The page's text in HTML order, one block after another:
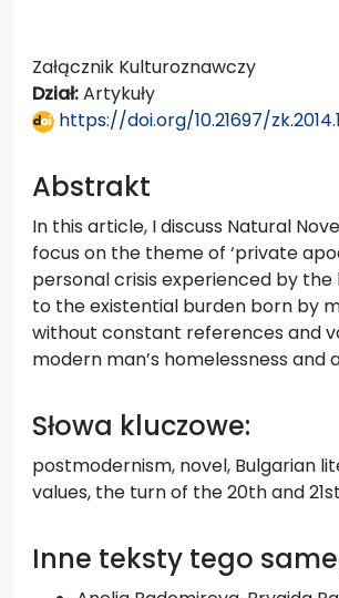
Załącznik Kulturoznawczy
Dział:Artykuły
https://doi.org/10.21697/
Abstrakt
In this article, I discuss Natural
focus on the theme of ‘private
personal crisis experienced by
to the existential burden born by
without constant references and
modern man’s homelessness and
Słowa kluczowe:
postmodernism, novel, Bulgarian
values, the turn of the 20th and
Inne teksty tego